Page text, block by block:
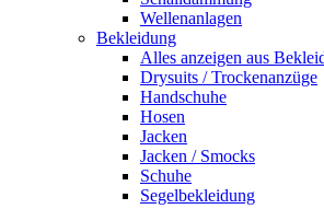
Wellenanlagen
Bekleidung
Alles anzeigen aus
Drysuits / Trockenanzüge
Handschuhe
Hosen
Jacken
Jacken / Smocks
Schuhe
Segelbekleidung